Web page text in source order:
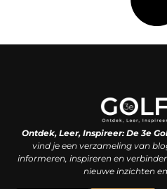
Ontdek, Leer, Inspireer: De 3e
vind je een verzameling van
informeren, inspireren en
nieuwe inzichten